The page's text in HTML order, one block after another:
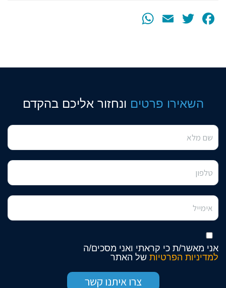
Facebook
Twitter
Email
השאירו פרטים ונחזור אליכם בהקדם
אני מאשר/ת כי קראתי ואני מסכים/ה
למדיניות הפרטיות של האתר